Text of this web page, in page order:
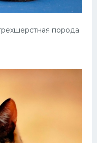
порода